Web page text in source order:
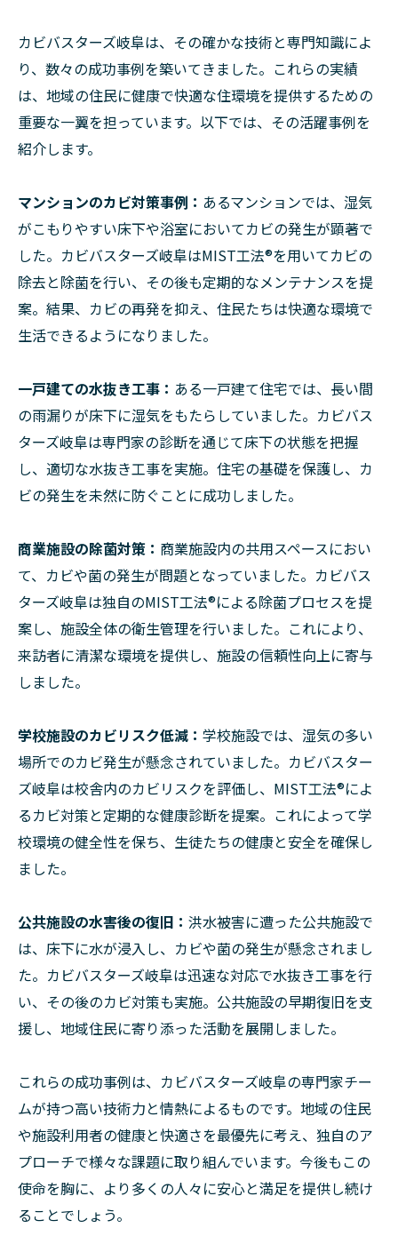
カビバスターズ岐阜は、その確かな技術と専門知識によ
り、数々の成功事例を築いてきました。これらの実績
は、地域の住民に健康で快適な住環境を提供するための
重要な一翼を担っています。以下では、その活躍事例を
紹介します。
マンションのカビ対策事例： あるマンションでは、湿気
がこもりやすい床下や浴室においてカビの発生が顕著で
した。カビバスターズ岐阜はMIST工法®︎を用いてカビの
除去と除菌を行い、その後も定期的なメンテナンスを提
案。結果、カビの再発を抑え、住民たちは快適な環境で
生活できるようになりました。
一戸建ての水抜き工事： ある一戸建て住宅では、長い間
の雨漏りが床下に湿気をもたらしていました。カビバス
ターズ岐阜は専門家の診断を通じて床下の状態を把握
し、適切な水抜き工事を実施。住宅の基礎を保護し、カ
ビの発生を未然に防ぐことに成功しました。
商業施設の除菌対策： 商業施設内の共用スペースにおい
て、カビや菌の発生が問題となっていました。カビバス
ターズ岐阜は独自のMIST工法®︎による除菌プロセスを提
案し、施設全体の衛生管理を行いました。これにより、
来訪者に清潔な環境を提供し、施設の信頼性向上に寄与
しました。
学校施設のカビリスク低減： 学校施設では、湿気の多い
場所でのカビ発生が懸念されていました。カビバスター
ズ岐阜は校舎内のカビリスクを評価し、MIST工法®︎によ
るカビ対策と定期的な健康診断を提案。これによって学
校環境の健全性を保ち、生徒たちの健康と安全を確保し
ました。
公共施設の水害後の復旧： 洪水被害に遭った公共施設で
は、床下に水が浸入し、カビや菌の発生が懸念されまし
た。カビバスターズ岐阜は迅速な対応で水抜き工事を行
い、その後のカビ対策も実施。公共施設の早期復旧を支
援し、地域住民に寄り添った活動を展開しました。
これらの成功事例は、カビバスターズ岐阜の専門家チー
ムが持つ高い技術力と情熱によるものです。地域の住民
や施設利用者の健康と快適さを最優先に考え、独自のア
プローチで様々な課題に取り組んでいます。今後もこの
使命を胸に、より多くの人々に安心と満足を提供し続け
ることでしょう。